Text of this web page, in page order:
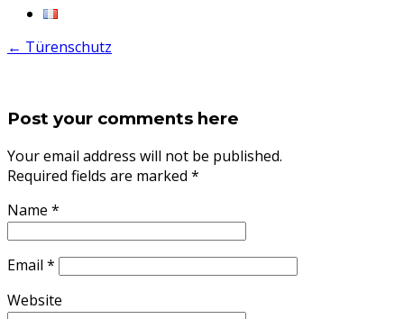
← Türenschutz
Post your comments here
Your email address will not be published.
Required fields are marked *
Name *
Email *
Website